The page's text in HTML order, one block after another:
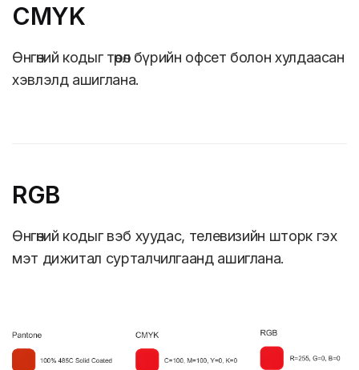
CMYK
Өнгөний кодыг төрөл бүрийн офсет болон хулдаасан
хэвлэлд ашиглана.
RGB
Өнгөний кодыг вэб хуудас, телевизийн шторк гэх
мэт дижитал сурталчилгаанд ашиглана.